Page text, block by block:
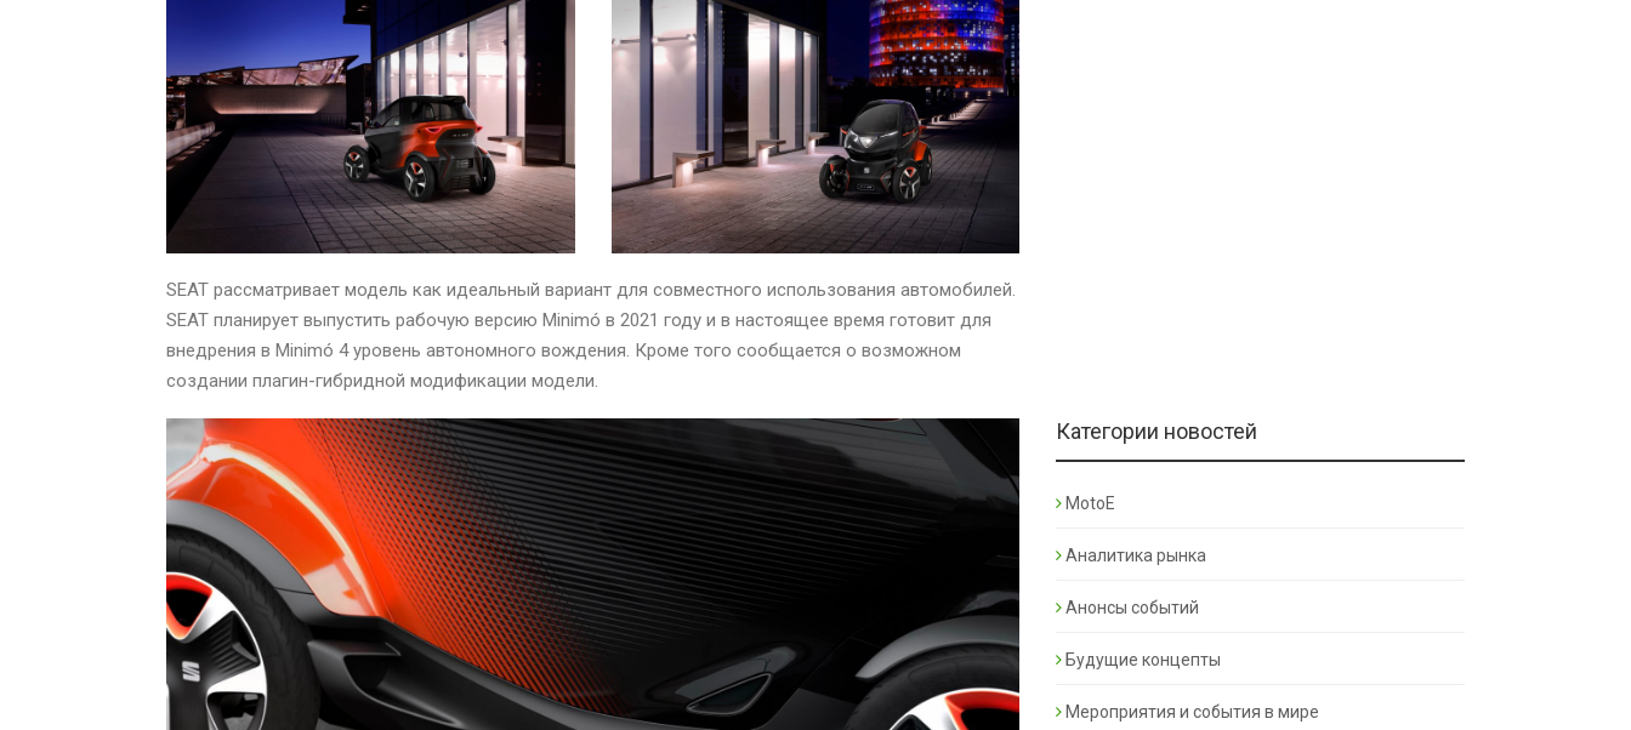
SEAT рассматривает модель как идеальный вариант для совместного использования автомобилей.
SEAT планирует выпустить рабочую версию Minimó в 2021 году и в настоящее время готовит для
внедрения в Minimó 4 уровень автономного вождения. Кроме того сообщается о возможном
создании плагин-гибридной модификации модели.
Категории новостей
MotoE
Аналитика рынка
Анонсы событий
Будущие концепты
Мероприятия и события в мире